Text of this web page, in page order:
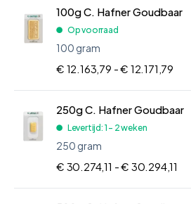
100g C. Hafner Goudbaar
Op voorraad
100 gram
€ 12.163,79 -€ 12.171,79
250g C. Hafner Goudbaar
Levertijd: 1 - 2 weken
250 gram
€ 30.274,11 -€ 30.294,11